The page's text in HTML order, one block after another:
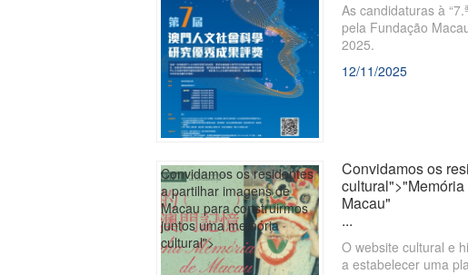
As candidaturas à
pela Fundação
2025.
12/11/2025
Convidamos os residentes
a partilhar imagens de
Macau para construirmos
juntos uma memória
cultural">
Convidamos os
Macau"
...
O website cultural e
a estabelecer uma